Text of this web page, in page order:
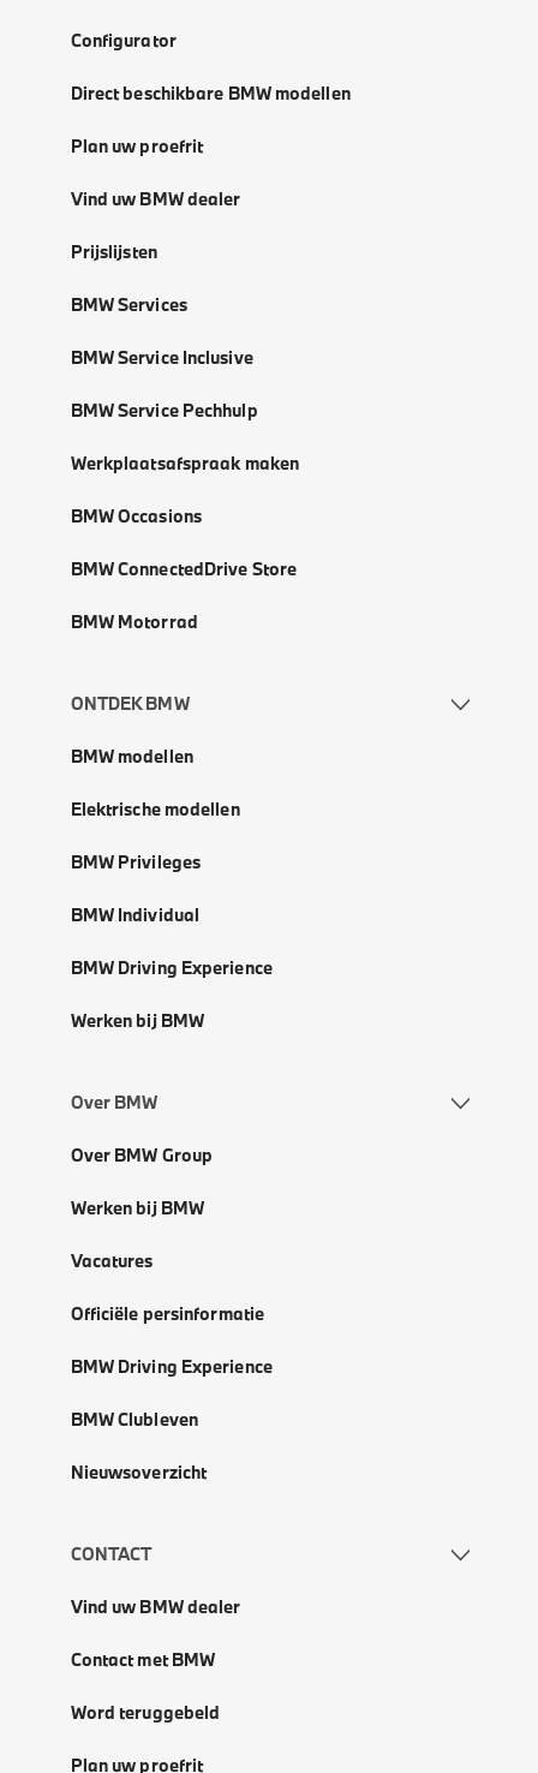
Configurator
Direct beschikbare BMW modellen
Plan uw proefrit
Vind uw BMW dealer
Prijslijsten
BMW Services
BMW Service Inclusive
BMW Service Pechhulp
Werkplaatsafspraak maken
BMW Occasions
BMW ConnectedDrive Store
BMW Motorrad
ONTDEK BMW
BMW modellen
Elektrische modellen
BMW Privileges
BMW Individual
BMW Driving Experience
Werken bij BMW
Over BMW
Over BMW Group
Werken bij BMW
Vacatures
Officiële persinformatie
BMW Driving Experience
BMW Clubleven
Nieuwsoverzicht
CONTACT
Vind uw BMW dealer
Contact met BMW
Word teruggebeld
Plan uw proefrit